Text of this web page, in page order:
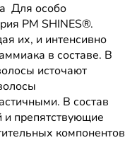
Для особо
PM SHINES®.
их, и интенсивно
в составе. В
источают
В состав
препятствующие
компонентов